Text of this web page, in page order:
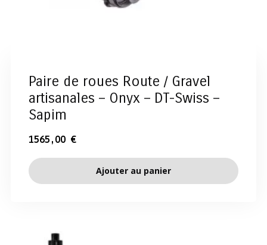
Paire de roues Route / Gravel
artisanales – Onyx – DT-Swiss –
Sapim
1565,00 €
Ajouter au panier